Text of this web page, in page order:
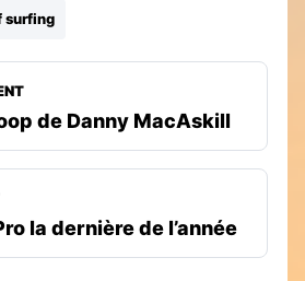
surfing
de Danny MacAskill
la dernière de l’année